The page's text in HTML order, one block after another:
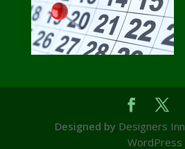
Designed by Designers Inn
WordPress